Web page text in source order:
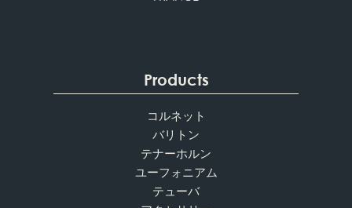
Products
コルネット
バリトン
テナーホルン
ユーフォニアム
テューバ